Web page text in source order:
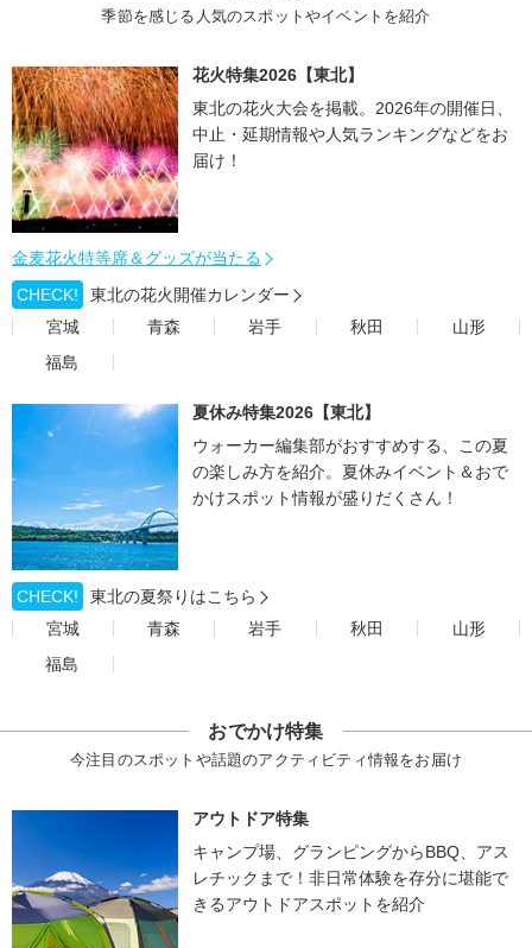
季節を感じる人気のスポットやイベントを紹介
花火特集2026【東北】
東北の花火大会を掲載。2026年の開催日、
中止・延期情報や人気ランキングなどをお
届け！
金麦花火特等席＆グッズが当たる
CHECK!
東北の花火開催カレンダー
宮城
青森 岩手 秋田
山形
福島
夏休み特集2026【東北】
ウォーカー編集部がおすすめする、この夏
の楽しみ方を紹介。夏休みイベント＆おで
かけスポット情報が盛りだくさん！
CHECK!
東北の夏祭りはこちら
宮城
青森 岩手 秋田
山形
福島
おでかけ特集
今注目のスポットや話題のアクティビティ情報をお届け
アウトドア特集
キャンプ場、グランピングからBBQ、アス
レチックまで！非日常体験を存分に堪能で
きるアウトドアスポットを紹介